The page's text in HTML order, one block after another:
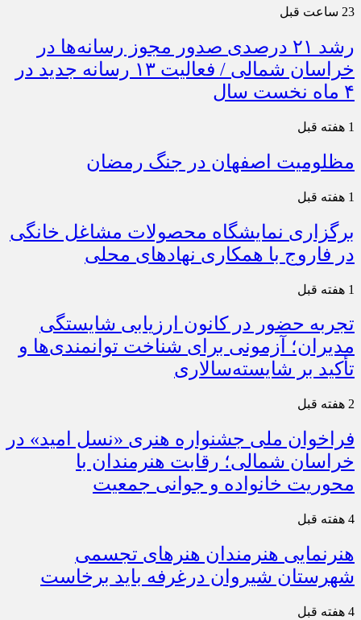
23 ساعت قبل
رشد ۲۱ درصدی صدور مجوز رسانه‌ها در
خراسان شمالی / فعالیت ۱۳ رسانه جدید در
۴ ماه نخست سال
1 هفته قبل
مظلومیت اصفهان در جنگ رمضان
1 هفته قبل
برگزاری نمایشگاه محصولات مشاغل خانگی
در فاروج با همکاری نهادهای محلی
1 هفته قبل
تجربه حضور در کانون ارزیابی شایستگی
مدیران؛ آزمونی برای شناخت توانمندی‌ها و
تأکید بر شایسته‌سالاری
2 هفته قبل
فراخوان ملی جشنواره هنری «نسل امید» در
خراسان شمالی؛ رقابت هنرمندان با
محوریت خانواده و جوانی جمعیت
4 هفته قبل
هنرنمایی هنرمندان هنرهای تجسمی
شهرستان شیروان درغرفه باید برخاست
4 هفته قبل